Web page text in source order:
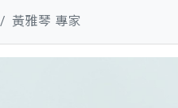
黃雅琴 專家